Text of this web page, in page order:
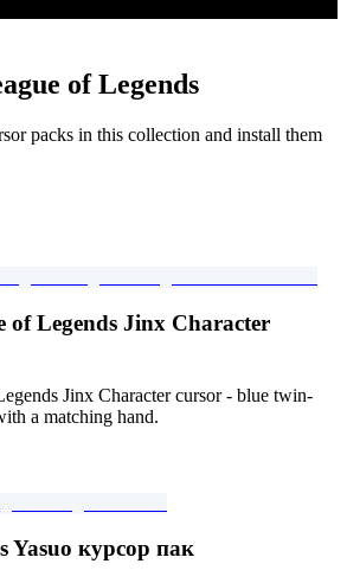
of Legends
packs in this collection and install them
of Legends Jinx Character
Jinx Character cursor - blue twin-
a matching hand.
Yasuo курсор пак